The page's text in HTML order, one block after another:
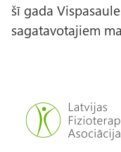
šī gada
sagatavotajiem